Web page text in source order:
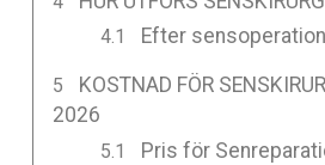
Efter
KOSTNAD FÖR
2026
Pris för